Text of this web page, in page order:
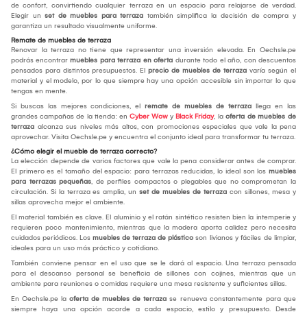
de confort, convirtiendo cualquier terraza en un espacio para relajarse de verdad.
Elegir un set de muebles para terraza también simplifica la decisión de compra y
garantiza un resultado visualmente uniforme.
Remate de muebles de terraza
Renovar la terraza no tiene que representar una inversión elevada. En Oechsle.pe
podrás encontrar muebles para terraza en oferta durante todo el año, con descuentos
pensados para distintos presupuestos. El precio de muebles de terraza varía según el
material y el modelo, por lo que siempre hay una opción accesible sin importar lo que
tengas en mente.
Si buscas las mejores condiciones, el remate de muebles de terraza llega en las
grandes campañas de la tienda: en Cyber Wow y Black Friday, la oferta de muebles de
terraza alcanza sus niveles más altos, con promociones especiales que vale la pena
aprovechar. Visita Oechsle.pe y encuentra el conjunto ideal para transformar tu terraza.
¿Cómo elegir el mueble de terraza correcto?
La elección depende de varios factores que vale la pena considerar antes de comprar.
El primero es el tamaño del espacio: para terrazas reducidas, lo ideal son los muebles
para terrazas pequeñas, de perfiles compactos o plegables que no comprometan la
circulación. Si la terraza es amplia, un set de muebles de terraza con sillones, mesa y
sillas aprovecha mejor el ambiente.
El material también es clave. El aluminio y el ratán sintético resisten bien la intemperie y
requieren poco mantenimiento, mientras que la madera aporta calidez pero necesita
cuidados periódicos. Los muebles de terraza de plástico son livianos y fáciles de limpiar,
ideales para un uso más práctico y cotidiano.
También conviene pensar en el uso que se le dará al espacio. Una terraza pensada
para el descanso personal se beneficia de sillones con cojines, mientras que un
ambiente para reuniones o comidas requiere una mesa resistente y suficientes sillas.
En Oechsle.pe la oferta de muebles de terraza se renueva constantemente para que
siempre haya una opción acorde a cada espacio, estilo y presupuesto. Desde